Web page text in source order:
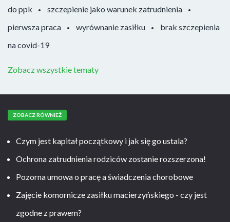
do ppk
szczepienie jako warunek zatrudnienia
pierwsza praca
wyrównanie zasiłku
brak szczepienia
na covid-19
Zobacz wszystkie tematy
ZOBACZ RÓWNIEŻ
Czym jest kapitał początkowy i jak się go ustala?
Ochrona zatrudnienia rodziców zostanie rozszerzona!
Pozorna umowa o pracę a świadczenia chorobowe
Zajęcie komornicze zasiłku macierzyńskiego - czy jest
zgodne z prawem?